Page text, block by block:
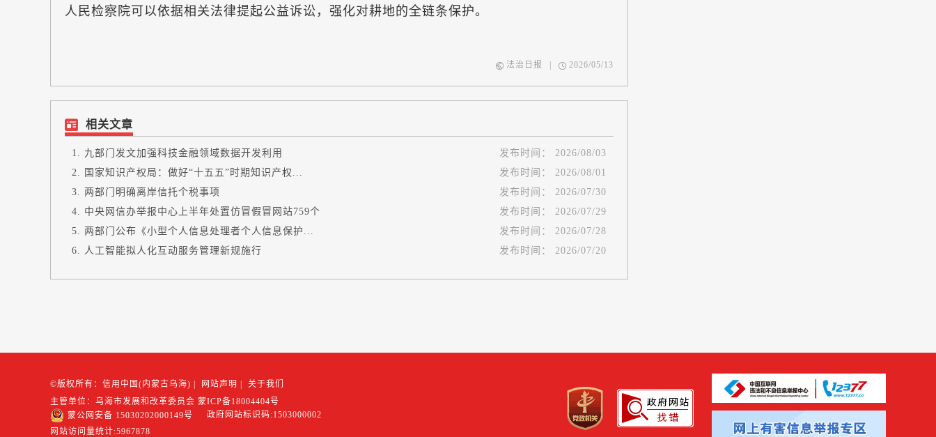
人民检察院可以依据相关法律提起公益诉讼，强化对耕地的全链条保护。
法治日报 2026/05/13
相关文章
九部门发文加强科技金融领域数据开发利用 发布时间：
2026/08/03
国家知识产权局：做好“十五五”时期知识产权...
发布时间：
2026/08/01
两部门明确离岸信托个税事项
发布时间：
2026/07/30
中央网信办举报中心上半年处置仿冒假冒网站759个
发布时间：
2026/07/29
两部门公布《小型个人信息处理者个人信息保护...
发布时间：
2026/07/28
人工智能拟人化互动服务管理新规施行
发布时间： 2026/07/20
©版权所有：信用中国(内蒙古乌海) 网站声明
关于我们
主管单位：乌海市发展和改革委员会 蒙ICP备18004404号
蒙公网安备 15030202000149号
政府网站标识码:1503000002
网站访问量统计:5967878